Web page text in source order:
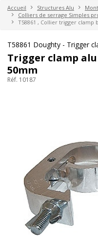
Accueil Structures Alu
Colliers de serrage Simples
T58861 , Collier trigger clamp
T58861 Doughty - Trigger
Trigger clamp
50mm
Réf. 10187